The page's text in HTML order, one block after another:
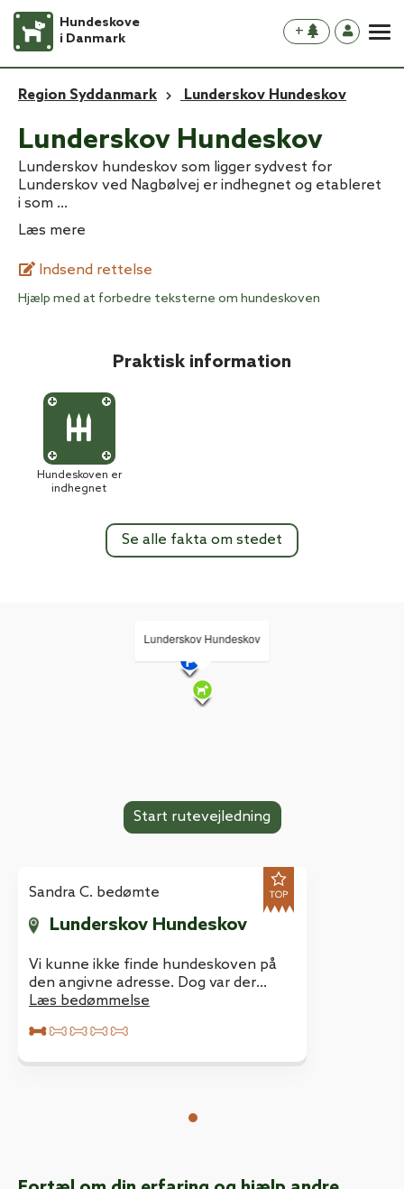
Hundeskove
i Danmark
+
Region Syddanmark Lunderskov Hundeskov
Lunderskov Hundeskov
Lunderskov hundeskov som ligger sydvest for
Lunderskov ved Nagbølvej er indhegnet og etableret
i som ...
Læs mere
Indsend rettelse
Hjælp med at forbedre teksterne om hundeskoven
Praktisk information
Hundeskoven er
indhegnet
Se alle fakta om stedet
Lunderskov Hundeskov
Sandra C. bedømte
Lunderskov Hundeskov
Vi kunne ikke finde hundeskoven på
den angivne adresse. Dog var der
noget som kunne ligne starten på en
Læs bedømmelse